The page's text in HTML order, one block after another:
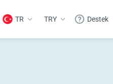
TR TRY Destek